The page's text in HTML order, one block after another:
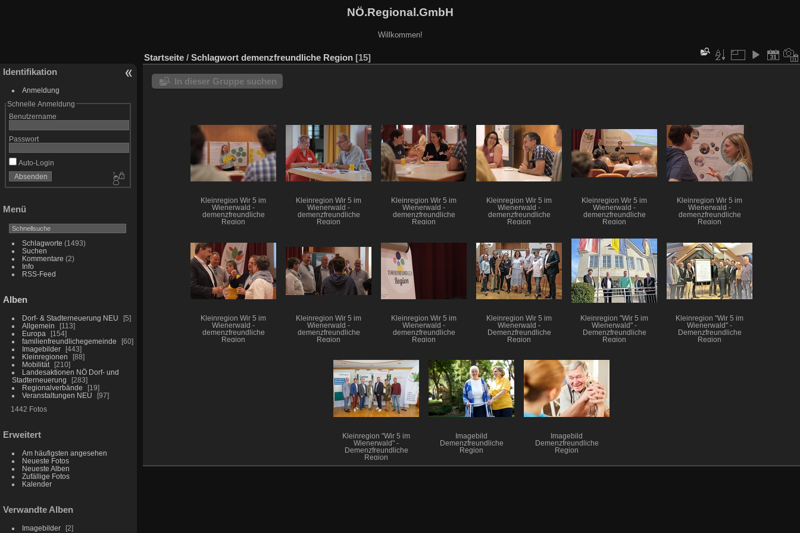
NÖ.Regional.GmbH
Willkommen!
Identifikation
Anmeldung
Schnelle Anmeldung
Benutzername
Passwort
Auto-Login
Menü
Schlagworte (1493)
Suchen
Kommentare (2)
Info
RSS-Feed
Alben
Dorf- & Stadterneuerung NEU
5
Allgemein
113
Europa
154
familienfreundlichegemeinde
60
Imagebilder
443
Kleinregionen
88
Mobilität
210
Landesaktionen NÖ Dorf- und
Stadterneuerung
283
Regionalverbände
19
Veranstaltungen NEU
97
1442 Fotos
Erweitert
Am häufigsten angesehen
Neueste Fotos
Neueste Alben
Zufällige Fotos
Kalender
Verwandte Alben
Imagebilder
2
Startseite / Schlagwort demenzfreundliche Region 15
In dieser Gruppe suchen
Kleinregion Wir 5 im
Wienerwald -
demenzfreundliche
Region
Kleinregion Wir 5 im
Wienerwald -
demenzfreundliche
Region
Kleinregion Wir 5 im
Wienerwald -
demenzfreundliche
Region
Kleinregion Wir 5 im
Wienerwald -
demenzfreundliche
Region
Kleinregion Wir 5 im
Wienerwald -
demenzfreundliche
Region
Kleinregion Wir 5 im
Wienerwald -
demenzfreundliche
Region
Kleinregion Wir 5 im
Wienerwald -
demenzfreundliche
Region
Kleinregion Wir 5 im
Wienerwald -
demenzfreundliche
Region
Kleinregion Wir 5 im
Wienerwald -
demenzfreundliche
Region
Kleinregion Wir 5 im
Wienerwald -
Demenzfreundliche
Region
Kleinregion "Wir 5 im
Wienerwald" -
Demenzfreundliche
Region
Kleinregion "Wir 5 im
Wienerwald" -
Demenzfreundliche
Region
Kleinregion "Wir 5 im
Wienerwald" -
Demenzfreundliche
Region
Imagebild
Demenzfreundliche
Region
Imagebild
Demenzfreundliche
Region